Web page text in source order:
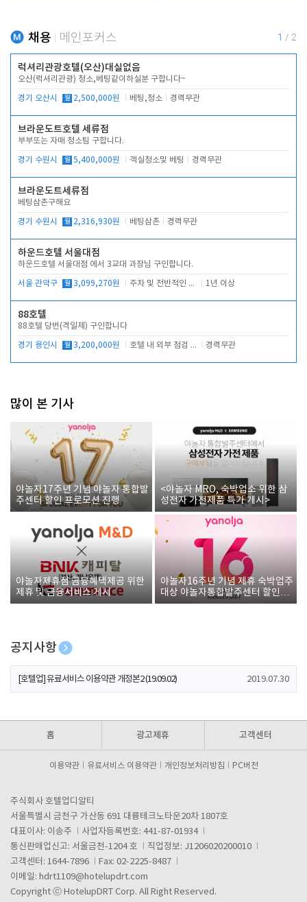
채용 메인포커스 1 / 2
럭셔리관광호텔(오산)대실없음
오산(럭셔리관광) 청소,베팅같이하실분 구합니다~
경기 오산시 월 2,500,000원 베팅,청소 경력무관
브라운도트호텔 세류점
부부또는 자매 청소팀 구합니다.
경기 수원시 월 5,400,000원 객실청소및 베팅 경력무관
브라운도트세류점
베팅삼촌구해요
경기 수원시 월 2,316,930원 베팅삼촌 경력무관
하운드호텔 서울대점
하운드호텔 서울대점 에서 3교대 과장님 구인합니다.
서울 관악구 월 3,099,270원 주차 및 전반적인 당번업무 1년 이상
88호텔
88호텔 당번(격일제) 구인합니다
경기 용인시 월 3,200,000원 호텔 내 외부 점검 및 프런트 운영 경력무관
많이 본 기사
야놀자17주년 기념 야놀자 통합발
주센터 할인 프로모션 진행
<야놀자 MRO, 숙박업소 위한 삼
성전자 가전제품 특가 개시>
야놀자제휴점 금융혜택제공 위한
제휴 및 금융서비스 게시
야놀자16주년 기념 제휴 숙박업주
대상 야놀자통합발주센터 할인쿠
폰 증정
공지사항
[호텔업] 개인정보 처리방침 개정본1 (19.09.02)
[호텔업] 유료서비스 이용약관 개정본2 (19.09.02) 2019.07.30
홈 광고제휴 고객센터
이용약관 유료서비스 이용약관 개인정보처리방침 PC버전
주식회사 호텔업디알티
서울특별시 금천구 가산동 691 대륭테크노타운20차 1807호
대표이사: 이송주
사업자등록번호: 441-87-01934
통신판매업신고: 서울금천-1204 호
직업정보: J1206020200010
고객센터: 1644-7896
Fax: 02-2225-8487
이메일: hdrt1109@hotelupdrt.com
Copyright ⓒ HotelupDRT Corp. All Right Reserved.